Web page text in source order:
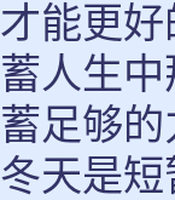
才能更
蓄人生
蓄足够
冬天是